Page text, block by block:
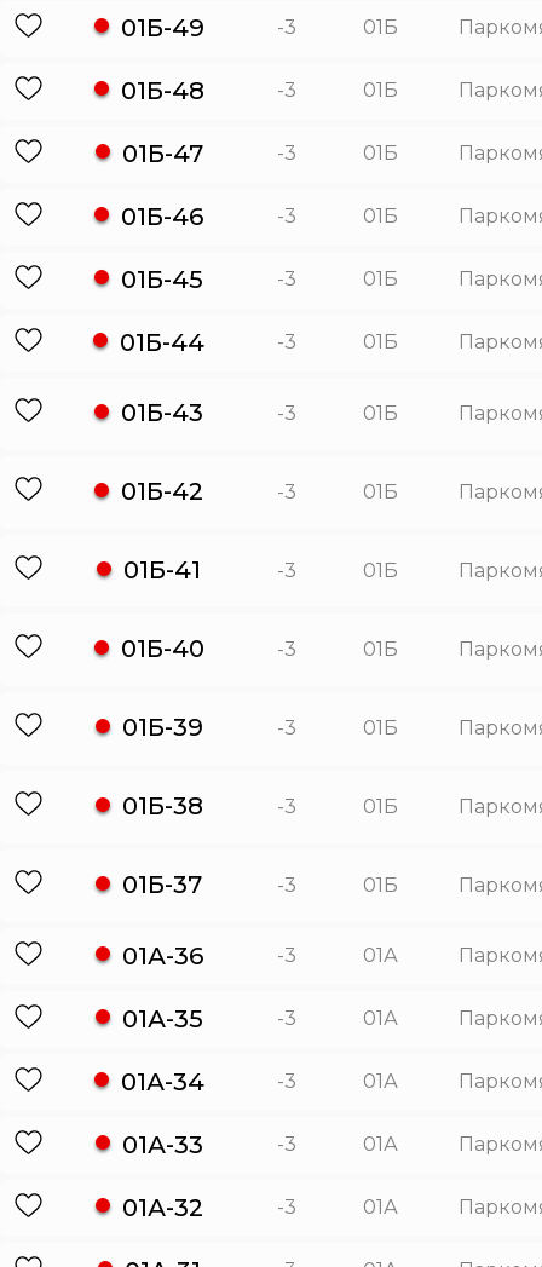
01Б-49 -3 01Б
01Б-48 -3 01Б
01Б-47 -3 01Б
01Б-46 -3 01Б
01Б-45 -3 01Б
01Б-44 -3 01Б
01Б-43 -3 01Б
01Б-42 -3 01Б
01Б-41 -3 01Б
01Б-40 -3 01Б
01Б-39 -3 01Б
01Б-38 -3 01Б
01Б-37 -3 01Б
01А-36 -3 01А
01А-35 -3 01А
01А-34 -3 01А
01А-33 -3 01А
01А-32 -3 01А